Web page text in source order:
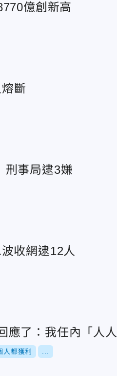
億創新高
斷
事局逮3嫌
收網逮12人
應了：我任內「人
人都獲利